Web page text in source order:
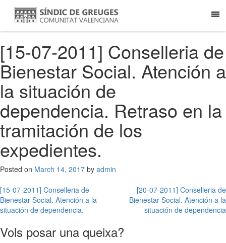
[15-07-2011] Conselleria de
Bienestar Social. Atención a
la situación de
dependencia. Retraso en la
tramitación de los
expedientes.
Posted on March 14, 2017 by admin
Post
navigation
[15-07-2011] Conselleria de
Bienestar Social. Atención a la
situación de dependencia.
[20-07-2011] Conselleria de
Bienestar Social. Atención a la
situación de dependencia
Vols posar una queixa?